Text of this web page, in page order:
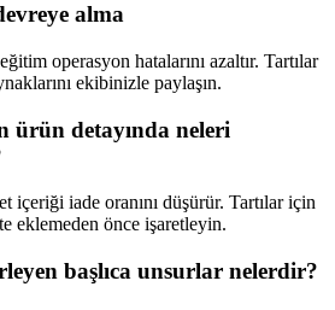
alma
operasyon hatalarını azaltır. Tartılar
ekibinizle paylaşın.
ürün detayında neleri
iade oranını düşürür. Tartılar için
eklemeden önce işaretleyin.
başlıca unsurlar nelerdir?